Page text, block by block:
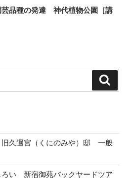
品種の発達 神代植物公園［講
久邇宮（くにのみや）邸 一般
ろい 新宿御苑バックヤードツア